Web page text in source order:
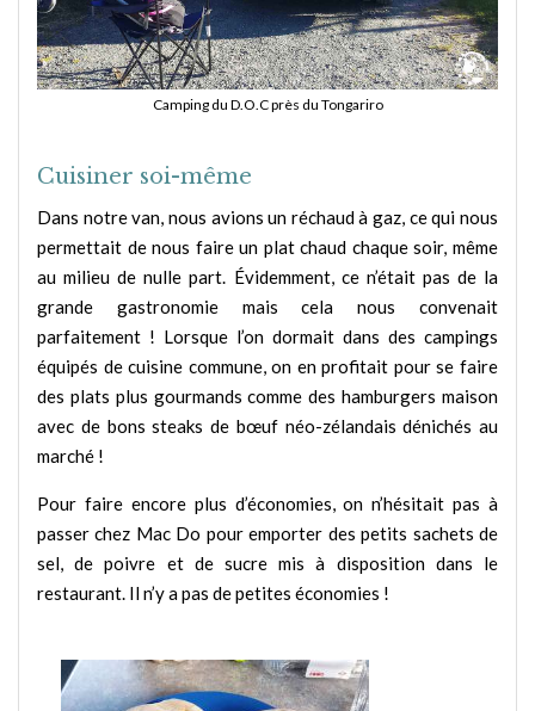
Camping du D.O.C près du Tongariro
Cuisiner soi-même
Dans notre van, nous avions un réchaud à gaz, ce qui nous
permettait de nous faire un plat chaud chaque soir, même
au milieu de nulle part. Évidemment, ce n’était pas de la
grande gastronomie mais cela nous convenait
parfaitement ! Lorsque l’on dormait dans des campings
équipés de cuisine commune, on en profitait pour se faire
des plats plus gourmands comme des hamburgers maison
avec de bons steaks de bœuf néo-zélandais dénichés au
marché !
Pour faire encore plus d’économies, on n’hésitait pas à
passer chez Mac Do pour emporter des petits sachets de
sel, de poivre et de sucre mis à disposition dans le
restaurant. Il n’y a pas de petites économies !